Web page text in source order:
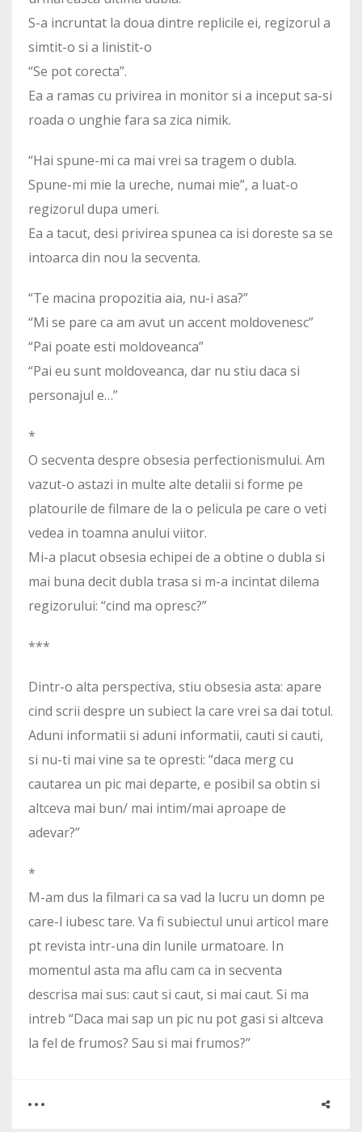
S-a incruntat la doua dintre replicile ei, regizorul a
simtit-o si a linistit-o
“Se pot corecta”.
Ea a ramas cu privirea in monitor si a inceput sa-si
roada o unghie fara sa zica nimik.
“Hai spune-mi ca mai vrei sa tragem o dubla.
Spune-mi mie la ureche, numai mie”, a luat-o
regizorul dupa umeri.
Ea a tacut, desi privirea spunea ca isi doreste sa se
intoarca din nou la secventa.
“Te macina propozitia aia, nu-i asa?”
“Mi se pare ca am avut un accent moldovenesc”
“Pai poate esti moldoveanca”
“Pai eu sunt moldoveanca, dar nu stiu daca si
personajul e…”
*
O secventa despre obsesia perfectionismului. Am
vazut-o astazi in multe alte detalii si forme pe
platourile de filmare de la o pelicula pe care o veti
vedea in toamna anului viitor.
Mi-a placut obsesia echipei de a obtine o dubla si
mai buna decit dubla trasa si m-a incintat dilema
regizorului: “cind ma opresc?”
***
Dintr-o alta perspectiva, stiu obsesia asta: apare
cind scrii despre un subiect la care vrei sa dai totul.
Aduni informatii si aduni informatii, cauti si cauti,
si nu-ti mai vine sa te opresti: “daca merg cu
cautarea un pic mai departe, e posibil sa obtin si
altceva mai bun/ mai intim/mai aproape de
adevar?”
*
M-am dus la filmari ca sa vad la lucru un domn pe
care-l iubesc tare. Va fi subiectul unui articol mare
pt revista intr-una din lunile urmatoare. In
momentul asta ma aflu cam ca in secventa
descrisa mai sus: caut si caut, si mai caut. Si ma
intreb “Daca mai sap un pic nu pot gasi si altceva
la fel de frumos? Sau si mai frumos?”